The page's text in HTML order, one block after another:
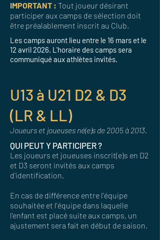
IMPORTANT : Tout joueur désirant
participer aux camps de sélection doit
être préalablement inscrit au Club.
Les camps auront lieu entre le 16 mars et le
12 avril 2026. L'horaire des camps sera
communiqué aux athlètes invités.
U13 à U21 D2 & D3
(LR & LL)
Joueurs et joueuses né(e)s de 2005 à 2013.
QUI PEUT Y PARTICIPER ?
Les joueurs et joueuses inscrit(e)s en D2
et D3 seront invités aux camps
d'identification.
En cas de différence entre l'équipe
souhaitée et l'équipe dans laquelle
l'enfant est placé suite aux camps, un
ajustement sera fait en début de saison.